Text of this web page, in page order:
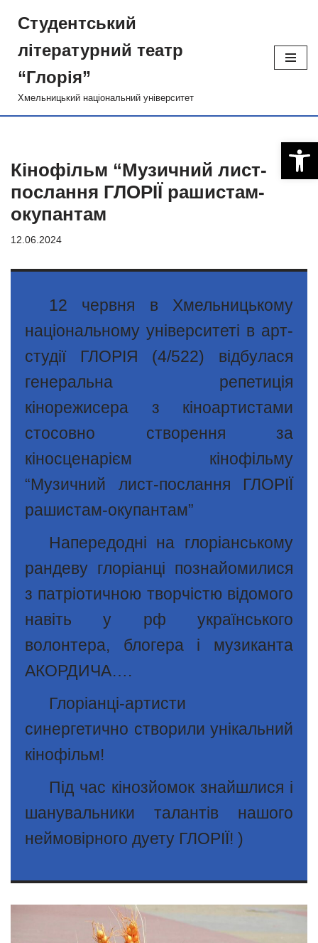
до
вмісту
Студентський
лiтературний театр
“Глорiя”
Хмельницький національний університет
Кінофільм “Музичний лист-
послання ГЛОРІЇ рашистам-
окупантам
12.06.2024
12 червня в Хмельницькому
національному університеті в арт-
студії ГЛОРІЯ (4/522) відбулася
генеральна репетиція
кінорежисера з кіноартистами
стосовно створення за
кіносценарієм кінофільму
“Музичний лист-послання ГЛОРІЇ
рашистам-окупантам”
Напередодні на глоріанському
рандеву глоріанці познайомилися
з патріотичною творчістю відомого
навіть у рф українського
волонтера, блогера і музиканта
АКОРДИЧА….
Глоріанці-артисти
синергетично створили унікальний
кінофільм!
Під час кінозйомок знайшлися і
шанувальники талантів нашого
неймовірного дуету ГЛОРІЇ! )